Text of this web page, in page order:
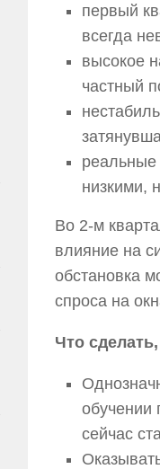
первый
всегда
высокое
частный
реальные
низкими,
Во 2-м
влияние на
обстановка
спроса на
Что
обучении
сейчас